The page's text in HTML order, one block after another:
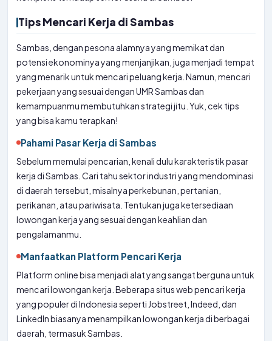
Tips Mencari Kerja di Sambas
Sambas, dengan pesona alamnya yang memikat dan
potensi ekonominya yang menjanjikan, juga menjadi tempat
yang menarik untuk mencari peluang kerja. Namun, mencari
pekerjaan yang sesuai dengan UMR Sambas dan
kemampuanmu membutuhkan strategi jitu. Yuk, cek tips
yang bisa kamu terapkan!
Pahami Pasar Kerja di Sambas
Sebelum memulai pencarian, kenali dulu karakteristik pasar
kerja di Sambas. Cari tahu sektor industri yang mendominasi
di daerah tersebut, misalnya perkebunan, pertanian,
perikanan, atau pariwisata. Tentukan juga ketersediaan
lowongan kerja yang sesuai dengan keahlian dan
pengalamanmu.
Manfaatkan Platform Pencari Kerja
Platform online bisa menjadi alat yang sangat berguna untuk
mencari lowongan kerja. Beberapa situs web pencari kerja
yang populer di Indonesia seperti Jobstreet, Indeed, dan
LinkedIn biasanya menampilkan lowongan kerja di berbagai
daerah, termasuk Sambas.